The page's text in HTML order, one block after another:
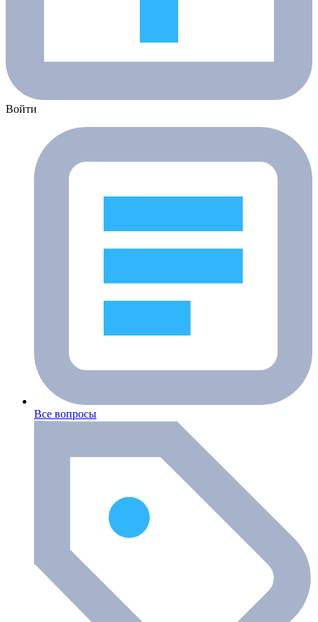
Войти
Все вопросы